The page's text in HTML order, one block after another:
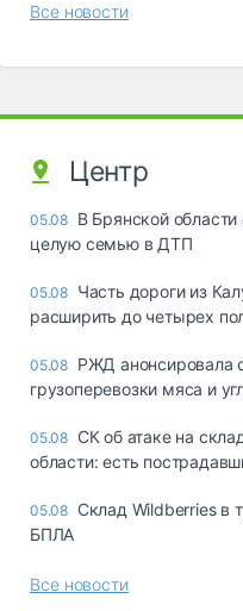
Все новости
Центр
05.08 В Брянской области
целую семью в ДТП
05.08 Часть дороги из
расширить до четырех
05.08 РЖД анонсировала
грузоперевозки мяса и
05.08 СК об атаке на
области: есть
05.08 Склад Wildberries в
БПЛА
Все новости